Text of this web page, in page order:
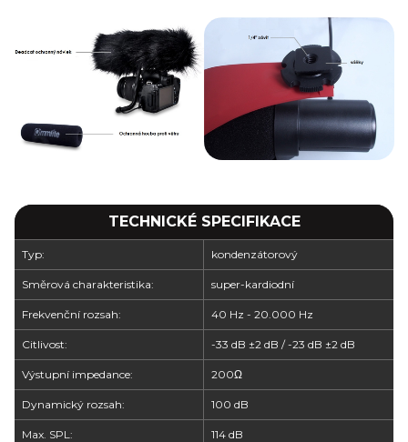
TECHNICKÉ SPECIFIKACE
Typ: kondenzátorový
Směrová charakteristika: super-kardiodní
Frekvenční rozsah: 40 Hz - 20.000 Hz
Citlivost: -33 dB ±2 dB / -23 dB ±2 dB
Výstupní impedance: 200Ω
Dynamický rozsah: 100 dB
Max. SPL: 114 dB